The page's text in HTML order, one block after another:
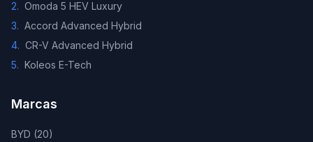
2. Omoda 5 HEV Luxury
3. Accord Advanced Hybrid
4. CR-V Advanced Hybrid
5. Koleos E-Tech
Marcas
BYD (20)